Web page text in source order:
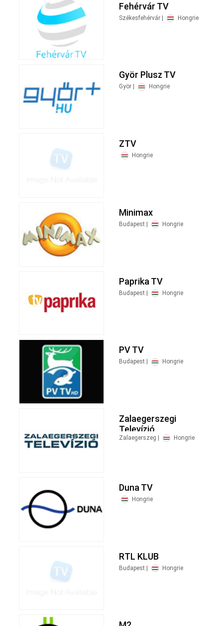
Fehérvár TV
Székesfehérvár | Hongrie
Györ Plusz TV
Györ | Hongrie
ZTV
Hongrie
Minimax
Budapest | Hongrie
Paprika TV
Budapest | Hongrie
PV TV
Budapest | Hongrie
Zalaegerszegi
Televízió
Zalaegerszeg | Hongrie
Duna TV
Hongrie
RTL KLUB
Budapest | Hongrie